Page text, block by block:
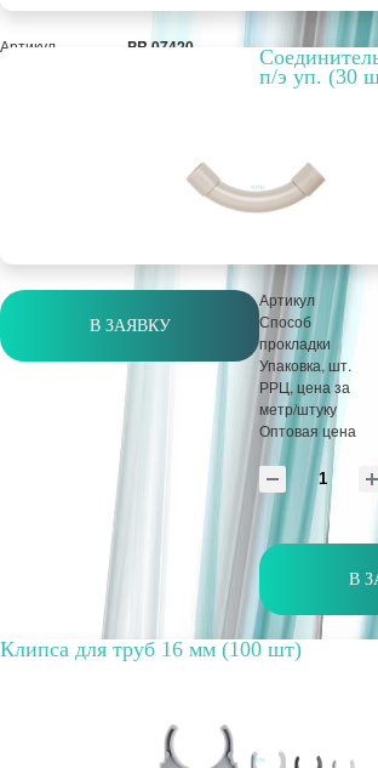
Артикул PR.07420
1 196,50 руб.
В ЗАЯВКУ
п/э уп. (30
Артикул
Способ
прокладки
Упаковка, шт.
РРЦ, цена за
метр/штуку
Оптовая цена
В
Клипса для труб 16 мм (100 шт)